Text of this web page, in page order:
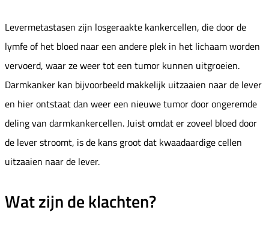
Levermetastasen zijn losgeraakte kankercellen, die door de
lymfe of het bloed naar een andere plek in het lichaam worden
vervoerd, waar ze weer tot een tumor kunnen uitgroeien.
Darmkanker kan bijvoorbeeld makkelijk uitzaaien naar de lever
en hier ontstaat dan weer een nieuwe tumor door ongeremde
deling van darmkankercellen. Juist omdat er zoveel bloed door
de lever stroomt, is de kans groot dat kwaadaardige cellen
uitzaaien naar de lever.
Wat zijn de klachten?